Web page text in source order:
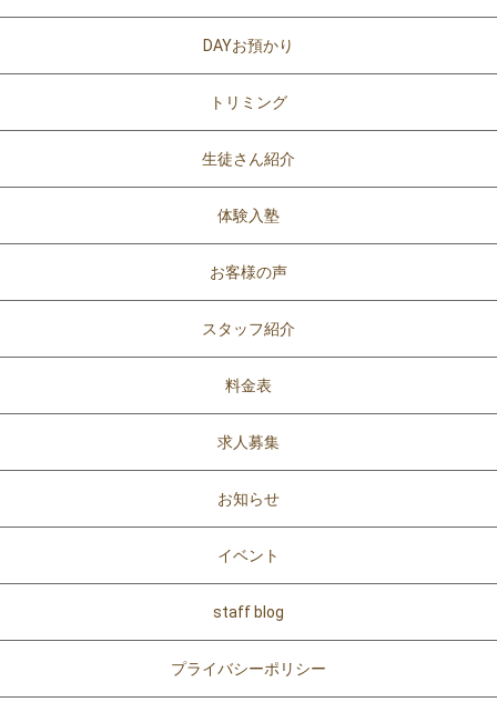
DAYお預かり
トリミング
生徒さん紹介
体験入塾
お客様の声
スタッフ紹介
料金表
求人募集
お知らせ
イベント
staff blog
プライバシーポリシー